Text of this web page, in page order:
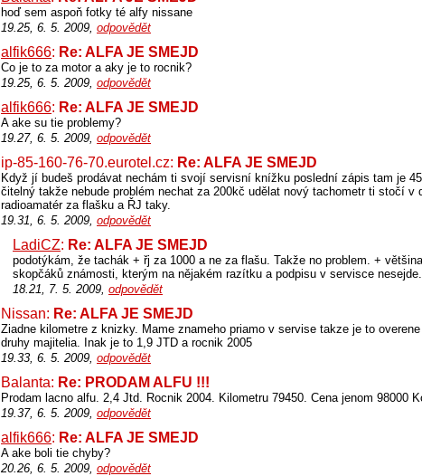
hoď sem aspoň fotky té alfy nissane
19.25, 6. 5. 2009, odpovědět
alfik666: Re: ALFA JE SMEJD
Co je to za motor a aky je to rocnik?
19.25, 6. 5. 2009, odpovědět
alfik666: Re: ALFA JE SMEJD
A ake su tie problemy?
19.27, 6. 5. 2009, odpovědět
ip-85-160-76-70.eurotel.cz: Re: ALFA JE SMEJD
Když jí budeš prodávat nechám ti svojí servisní knížku poslední zápis tam je
čitelný takže nebude problém nechat za 200kč udělat nový tachometr ti stočí v
radioamatér za flašku a ŘJ taky.
19.31, 6. 5. 2009, odpovědět
LadiCZ: Re: ALFA JE SMEJD
podotýkám, že tachák + řj za 1000 a ne za flašu. Takže no problem. +
skopčáků známosti, kterým na nějakém razítku a podpisu v servisce
18.21, 7. 5. 2009, odpovědět
Nissan: Re: ALFA JE SMEJD
Ziadne kilometre z knizky. Mame znameho priamo v servise takze je to
druhy majitelia. Inak je to 1,9 JTD a rocnik 2005
19.33, 6. 5. 2009, odpovědět
Balanta: Re: PRODAM ALFU !!!
Prodam lacno alfu. 2,4 Jtd. Rocnik 2004. Kilometru 79450. Cena jenom 98000
19.37, 6. 5. 2009, odpovědět
alfik666: Re: ALFA JE SMEJD
A ake boli tie chyby?
20.26, 6. 5. 2009, odpovědět